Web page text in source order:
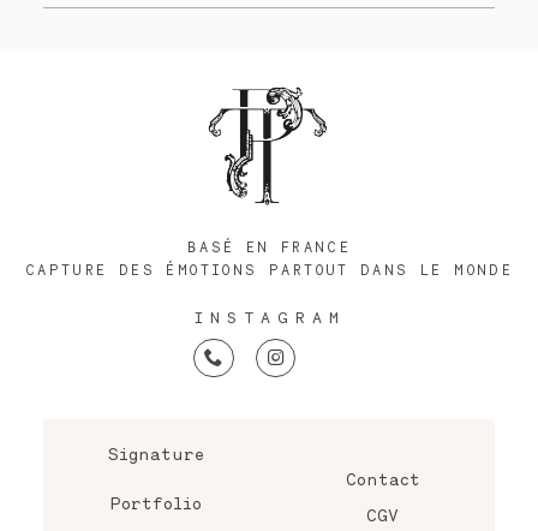
Signature
Portfolio
Contact
CGV
BASÉ EN FRANCE
CAPTURE DES ÉMOTIONS PARTOUT DANS LE MONDE
INSTAGRAM